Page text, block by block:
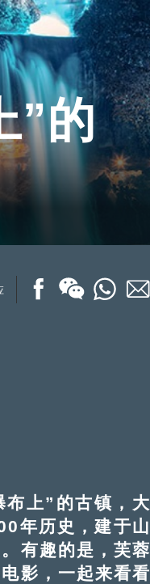
”的
上”的古镇，大
年历史，建于山
有趣的是，芙蓉
影，一起来看看